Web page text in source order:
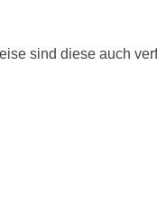
sind diese auch